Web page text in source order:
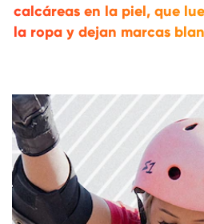
calcáreas en la piel, que
la ropa y dejan marcas